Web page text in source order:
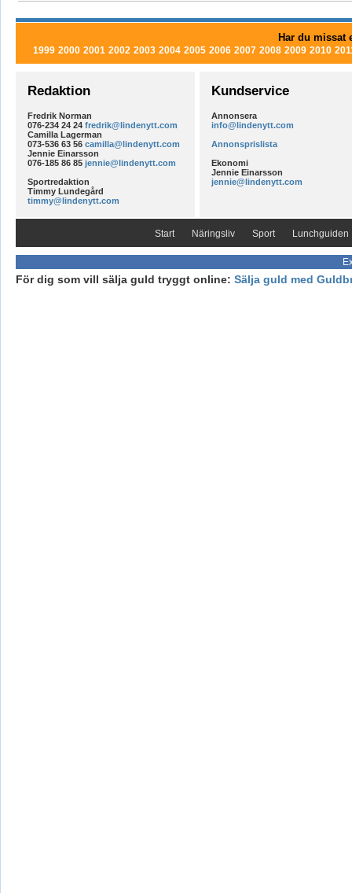
Har du missat
1999 2000 2001 2002 2003 2004 2005 2006 2007 2008 2009 2010
Redaktion
Fredrik Norman
076-234 24 24 fredrik@lindenytt.com
Camilla Lagerman
073-536 63 56 camilla@lindenytt.com
Jennie Einarsson
076-185 86 85 jennie@lindenytt.com
Sportredaktion
Timmy Lundegård
timmy@lindenytt.com
Kundservice
Annonsera
info@lindenytt.com
Annonsprislista
Ekonomi
Jennie Einarsson
jennie@lindenytt.com
Start Näringsliv Sport Lunchguiden
För dig som vill sälja guld tryggt online: Sälja guld med